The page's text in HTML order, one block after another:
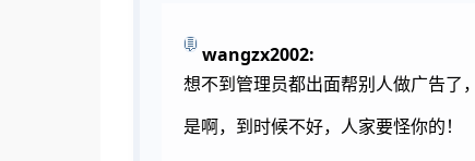
wangzx2002:
想不到管理员都出面帮别人做广告了
是啊，到时候不好，人家要怪你的！